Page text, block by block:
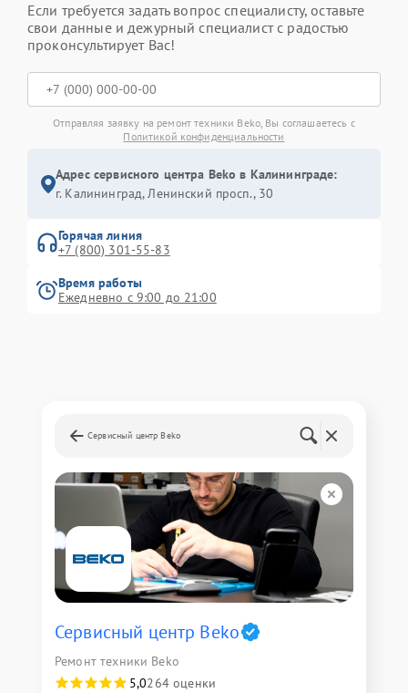
Если требуется задать вопрос специалисту, оставьте
свои данные и дежурный специалист с радостью
проконсультирует Вас!
Отправляя заявку на ремонт техники Beko, Вы соглашаетесь с
Политикой конфиденциальности
Адрес сервисного центра Beko в Калининграде:
г. Калининград, Ленинский просп., 30
Горячая линия
+7 (800) 301-55-83
Время работы
Ежедневно с 9:00 до 21:00
Сервисный центр Beko
Сервисный центр Beko
Ремонт техники Beko
5,0264 оценки